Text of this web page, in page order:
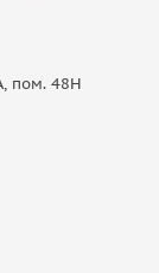
пом. 48Н